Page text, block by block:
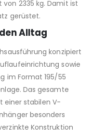
2335 kg. Damit ist
gerüstet.
Alltag
konzipiert
sowie
im Format 195/55
Das gesamte
einer stabilen V-
besonders
Konstruktion